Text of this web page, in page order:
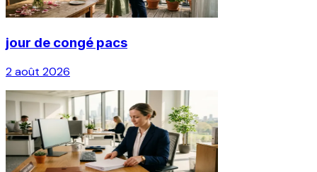
jour de congé pacs
2 août 2026